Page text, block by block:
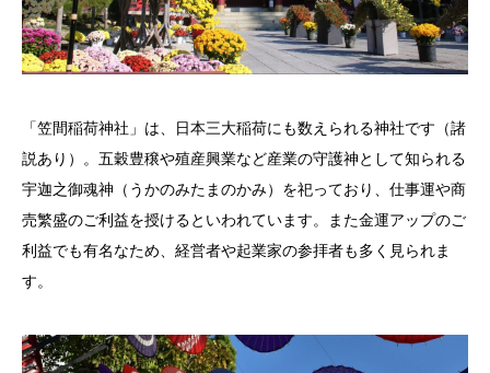
「笠間稲荷神社」は、日本三大稲荷にも数えられる神社です（諸
説あり）。五穀豊穣や殖産興業など産業の守護神として知られる
宇迦之御魂神（うかのみたまのかみ）を祀っており、仕事運や商
売繁盛のご利益を授けるといわれています。また金運アップのご
利益でも有名なため、経営者や起業家の参拝者も多く見られま
す。